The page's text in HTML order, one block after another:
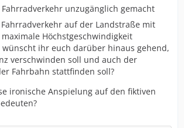
unzugänglich gemacht
auf der Landstraße mit
Höchstgeschwindigkeit
ihr euch darüber hinaus gehend,
verschwinden soll und auch der
Fahrbahn stattfinden soll?
ironische Anspielung auf den fiktiven